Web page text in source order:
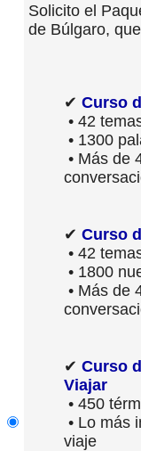
Solicito el
de Búlgaro,
✔ Curso
• 42
• 1300
• Más de
✔ Curso
• 42
• 1800
• Más de
✔ Curso
Viajar
• 450
• Lo más
viaje